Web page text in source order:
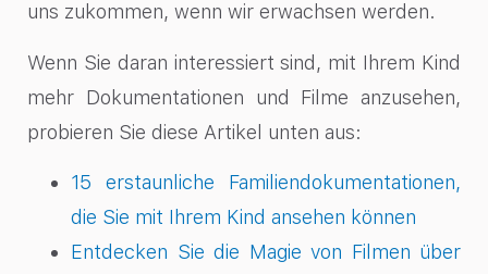
uns zukommen, wenn wir erwachsen werden.
Wenn Sie daran interessiert sind, mit Ihrem Kind
mehr Dokumentationen und Filme anzusehen,
probieren Sie diese Artikel unten aus:
15 erstaunliche Familiendokumentationen,
die Sie mit Ihrem Kind ansehen können
Entdecken Sie die Magie von Filmen über